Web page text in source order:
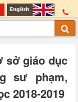
sở giáo dục
sư phạm,
2018-2019